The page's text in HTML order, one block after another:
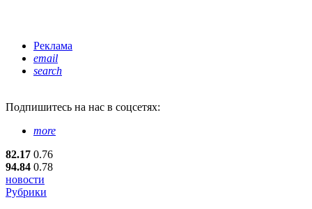
Реклама
email
search
Подпишитесь на нас в соцсетях:
more
82.17 0.76
94.84 0.78
новости
Рубрики